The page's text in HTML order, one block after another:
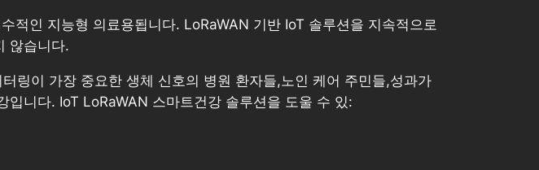
적인 지능형 의료용됩니다. LoRaWAN 기반 IoT 솔루션을 지속적으로
않습니다.
링이 가장 중요한 생체 신호의 병원 환자들,노인 케어 주민들,성과가
니다. IoT LoRaWAN 스마트건강 솔루션을 도울 수 있: